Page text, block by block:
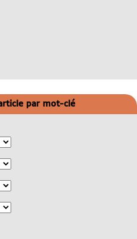
par mot-clé